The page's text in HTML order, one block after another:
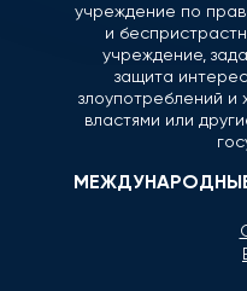
учреждение по
и
учреждение,
защита
злоупотреблений и
властями или